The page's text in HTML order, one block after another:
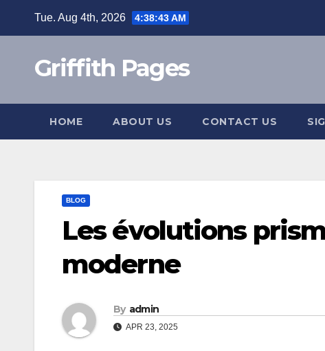
Tue. Aug 4th, 2026 4:38:43 AM
Griffith Pages
HOME ABOUT US CONTACT US
BLOG
Les évolutions
moderne
By admin
APR 23, 2025